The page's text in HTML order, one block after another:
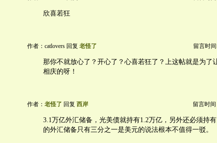
欣喜若狂
作者：catlovers 回复 老怪了 留言时间
那你不就放心了？开心了？心喜若狂了？上这帖就是为了
相庆的呀！
作者： 老怪了 回复 西岸 留言时间
3.1万亿外汇储备，光美债就持有1.2万亿，另外还必须持
的外汇储备只有三分之一是美元的说法根本不值得一驳。